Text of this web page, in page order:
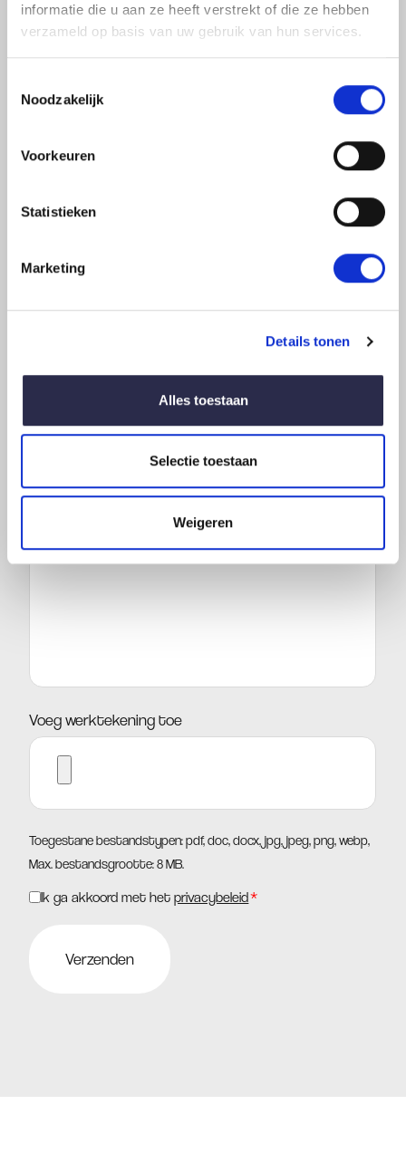
informatie die u aan ze heeft verstrekt of die ze hebben
verzameld op basis van uw gebruik van hun services.
Noodzakelijk
Voorkeuren
Statistieken
Marketing
Details tonen
Alles toestaan
Selectie toestaan
Weigeren
Product zelf samenstellen
onderstaand formulier in. Wij zijn benieuwd naar uw
*
Achternaam
*
E-
*
Voeg werktekening toe
Toegestane bestandstypen: pdf, doc, docx, jpg, jpeg, png, webp,
Max. bestandsgrootte: 8 MB.
Instemming
Ik ga akkoord met hetprivacybeleid*